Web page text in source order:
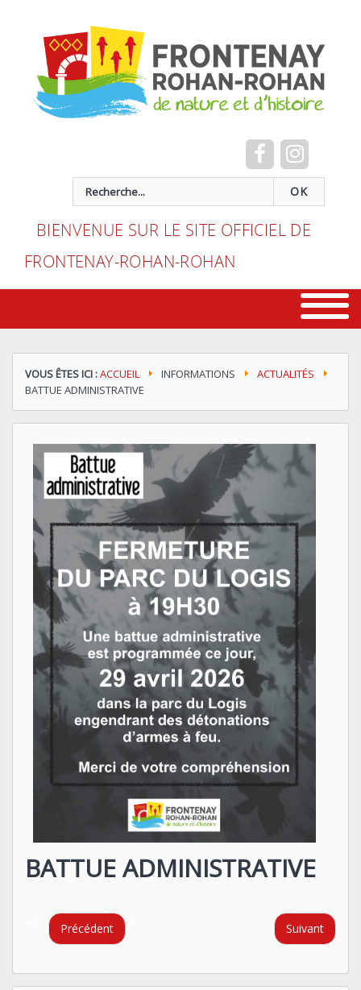
OK
BIENVENUE SUR LE SITE OFFICIEL DE
FRONTENAY-ROHAN-ROHAN
VOUS ÊTES ICI :ACCUEIL INFORMATIONS
ACTUALITÉS
BATTUE ADMINISTRATIVE
BATTUE ADMINISTRATIVE
Précédent Suivant